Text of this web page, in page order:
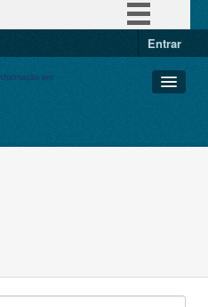
Entrar